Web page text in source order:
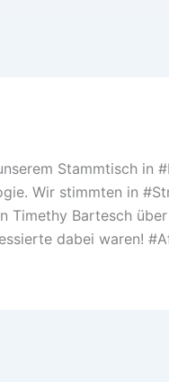
Stammtisch in
Wir stimmten in
Timethy Bartesch
dabei waren!